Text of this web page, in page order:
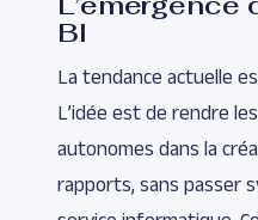
BI
La tendance actuelle
L’idée est de rendre
autonomes dans la
rapports, sans passer